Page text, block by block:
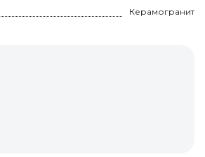
Керамогранит